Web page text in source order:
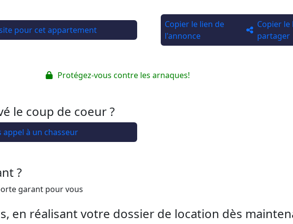
pour cet appartement
Copier le lien de
l'annonce
Copier
partager
Protégez-vous contre les arnaques!
le coup de coeur ?
appel à un chasseur
?
garant pour vous
en réalisant votre dossier de location dès